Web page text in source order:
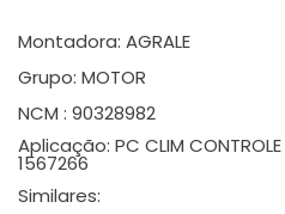
Montadora: AGRALE
Grupo: MOTOR
NCM : 90328982
Aplicação: PC CLIM CONTROLE
1567266
Similares: